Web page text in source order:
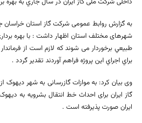
به گزارش روابط عمومی شرکت گاز استان خراسان
طبيعي برخوردار می شوند كه لازم است از
براي اجراي اين پروژه فراهم آوردند تقدير گردد .
ايران صورت پذيرفته است .